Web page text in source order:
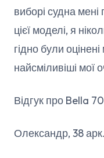
виборі судна
цієї моделі, я
гідно були
найсміливіші мої
Відгук про Bella
Олександр, 38 арк.